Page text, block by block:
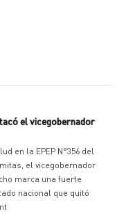
el vicegobernador
en la EPEP N°356 del
el vicegobernador
marca una fuerte
nacional que quitó